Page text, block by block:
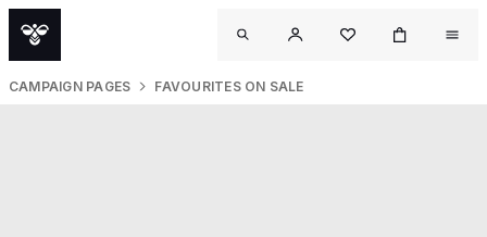
CAMPAIGN PAGES FAVOURITES ON SALE